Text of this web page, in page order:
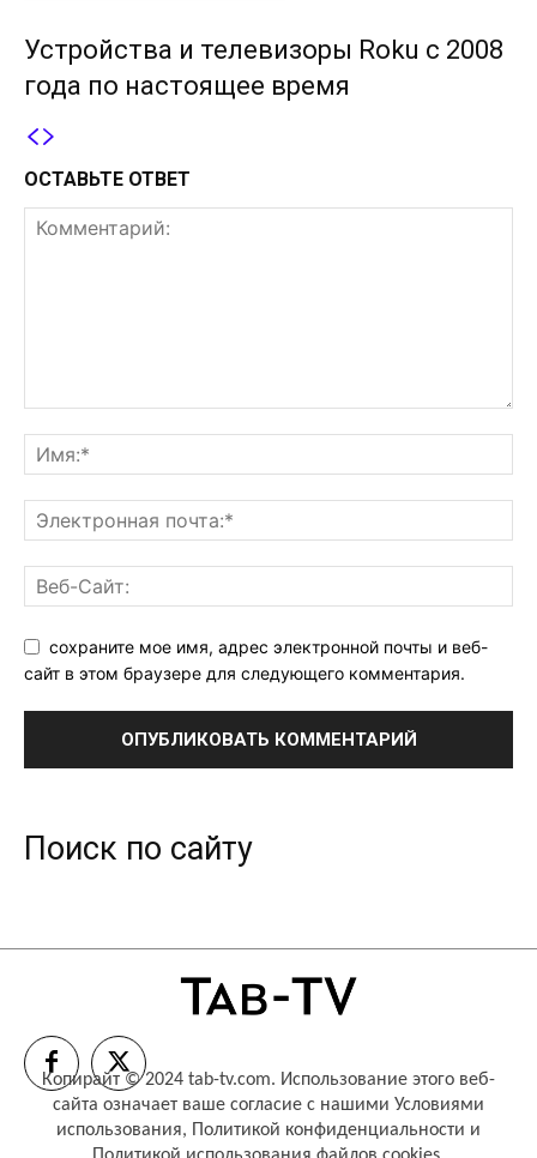
Устройства и телевизоры Roku с 2008
года по настоящее время
ОСТАВЬТЕ ОТВЕТ
сохраните мое имя, адрес электронной почты и веб-
сайт в этом браузере для следующего комментария.
Поиск по сайту
Копирайт © 2024 tab-tv.com. Использование этого веб-
сайта означает ваше согласие с нашими Условиями
использования, Политикой конфиденциальности и